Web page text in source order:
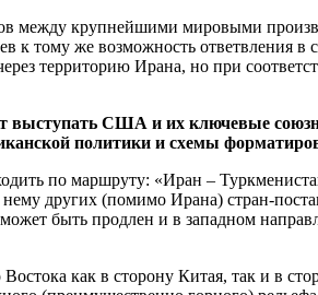
между крупнейшими мировыми
тому же возможность ответвления
территорию Ирана, но при
выступать США и их ключевые
политики и схемы
по маршруту: «Иран –
других (помимо Ирана) стран-
быть продлен и в западном
как в сторону Китая, так и в